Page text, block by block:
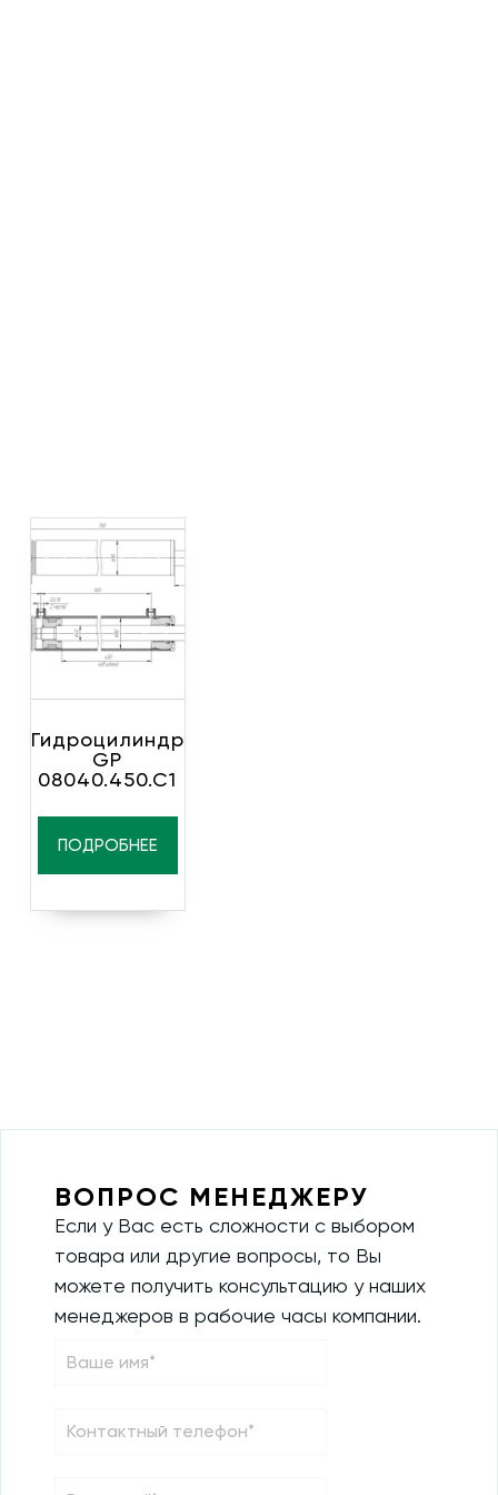
Гидроцилиндр
GP
08040.450.C1
ПОДРОБНЕЕ
ВОПРОС МЕНЕДЖЕРУ
Если у Вас есть сложности с выбором
товара или другие вопросы, то Вы
можете получить консультацию у наших
менеджеров в рабочие часы компании.